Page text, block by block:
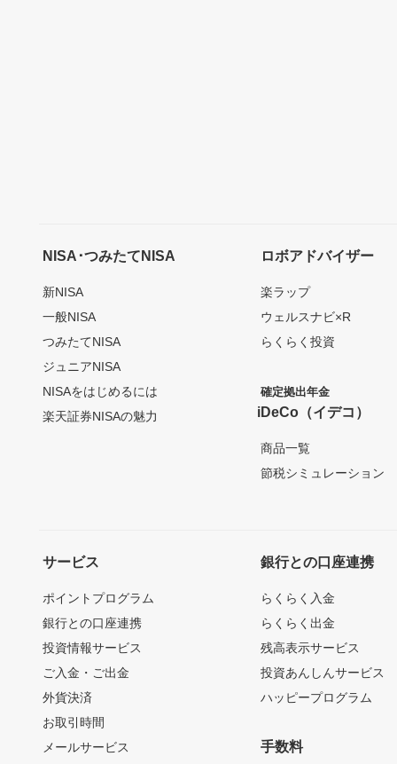
NISA･つみたてNISA
新NISA
一般NISA
つみたてNISA
ジュニアNISA
NISAをはじめるには
楽天証券NISAの魅力
ロボアドバイザー
楽ラップ
ウェルスナビ×R
らくらく投資
確定拠出年金
iDeCo（イデコ）
商品一覧
節税シミュレーション
サービス
ポイントプログラム
銀行との口座連携
投資情報サービス
ご入金・ご出金
外貨決済
お取引時間
メールサービス
銀行との口座連携
らくらく入金
らくらく出金
残高表示サービス
投資あんしんサービス
ハッピープログラム
手数料